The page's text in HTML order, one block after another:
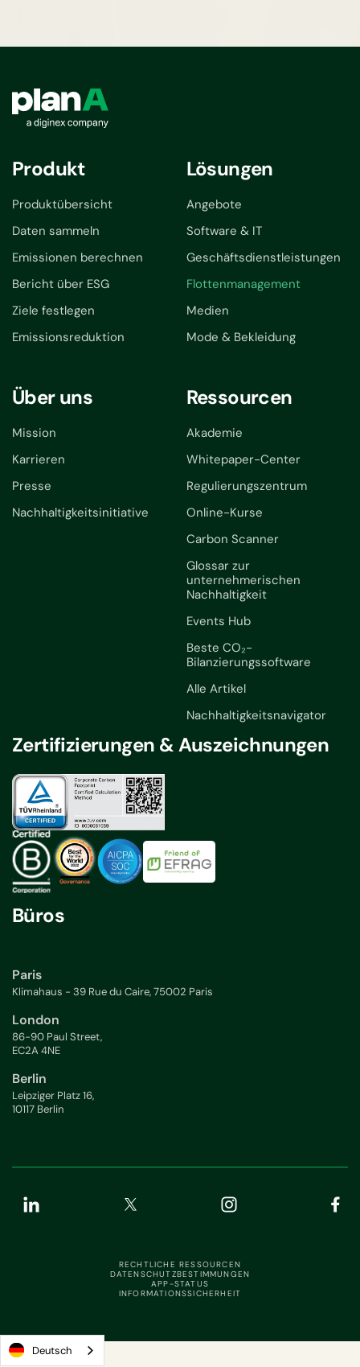
Produkt
Produktübersicht
Daten sammeln
Emissionen berechnen
Bericht über ESG
Ziele festlegen
Emissionsreduktion
Lösungen
Angebote
Software & IT
Geschäftsdienstleistungen
Flottenmanagement
Medien
Mode & Bekleidung
Über uns
Mission
Karrieren
Presse
Nachhaltigkeitsinitiative
Ressourcen
Akademie
Whitepaper-Center
Regulierungszentrum
Online-Kurse
Carbon Scanner
Glossar zur
unternehmerischen
Nachhaltigkeit
Events Hub
Beste CO₂-
Bilanzierungssoftware
Alle Artikel
Nachhaltigkeitsnavigator
Zertifizierungen & Auszeichnungen
Büros
Paris
Klimahaus - 39 Rue du Caire, 75002 Paris
London
86-90 Paul Street,
EC2A 4NE
Berlin
Leipziger Platz 16,
10117 Berlin
RECHTLICHE RESSOURCEN
DATENSCHUTZBESTIMMUNGEN
APP-STATUS
INFORMATIONSSICHERHEIT
Deutsch